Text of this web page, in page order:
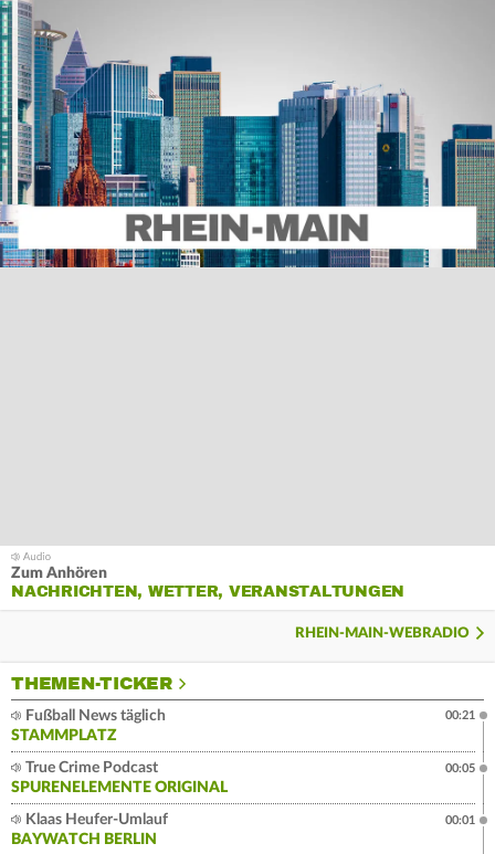
Zum Anhören
NACHRICHTEN, WETTER, VERANSTALTUNGEN
RHEIN-MAIN-WEBRADIO
THEMEN-TICKER
Fußball News täglich
STAMMPLATZ
00:21
True Crime Podcast
SPURENELEMENTE ORIGINAL
00:05
Klaas Heufer-Umlauf
BAYWATCH BERLIN
00:01